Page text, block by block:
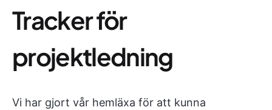
Tracker för
projektledning
Vi har gjort vår hemläxa för att kunna